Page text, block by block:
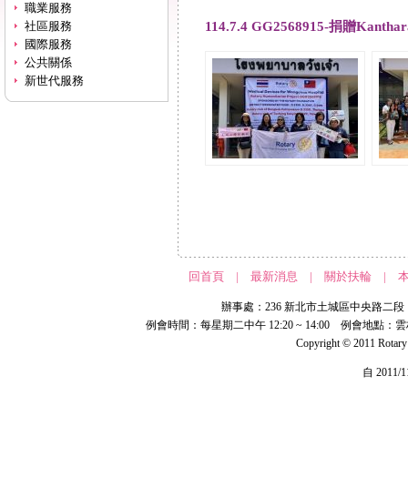
職業服務
社區服務
國際服務
公共關係
新世代服務
114.7.4 GG2568915-捐贈
回首頁 | 最新消息 | 關於扶輪 |
辦事處：236 新北市土城區中央路二
例會時間：每星期二中午 12:20 ~ 14:00 例會地點：
Copyright © 2011
自 2011/